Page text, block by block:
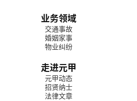
业务领域
交通事故
婚姻家事
物业纠纷
走进元甲
元甲动态
招贤纳士
法律文章